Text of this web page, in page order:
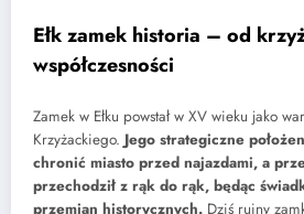
Ełk zamek historia – od
współczesności
Zamek w Ełku powstał w XV wieku jako
Krzyżackiego. Jego strategiczne
chronić miasto przed najazdami, a
przechodził z rąk do rąk, będąc
przemian historycznych. Dziś ruiny